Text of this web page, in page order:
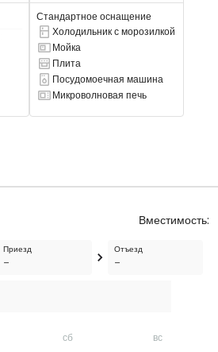
Стандартное оснащение
Есть комбинированный холодильник.
Холодильник с морозилкой
Там есть раковина
Мойка
Там есть плита
Плита
Есть посудомоечная машина
Посудомоечная машина
Есть микроволновая печь
Микроволновая печь
Вместимость:
Приезд
-
Отъезд
-
сб вс